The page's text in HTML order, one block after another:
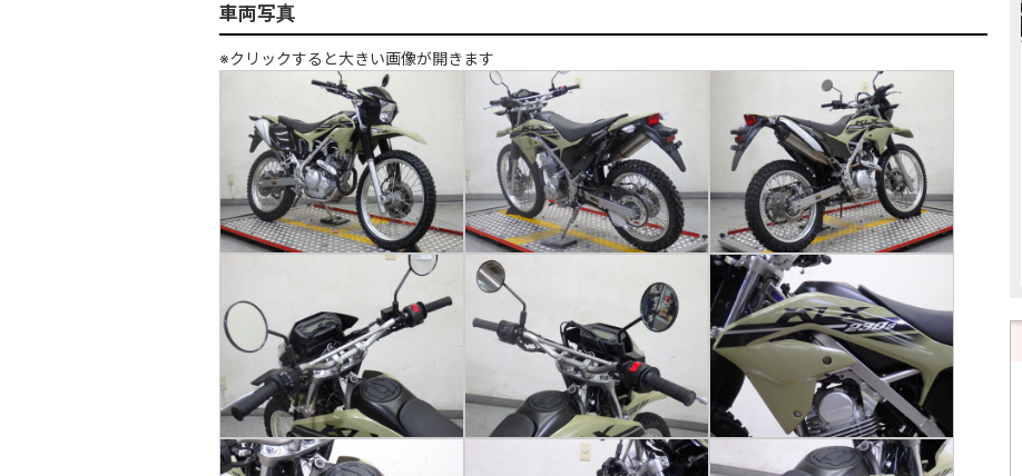
車両写真
※クリックすると大きい画像が開きます